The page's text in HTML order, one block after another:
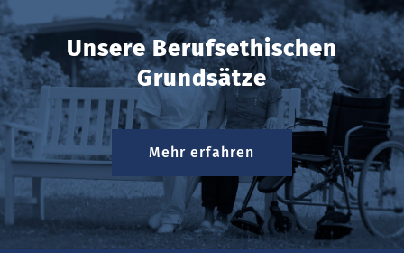
Unsere Berufsethischen
Grundsätze
Mehr erfahren